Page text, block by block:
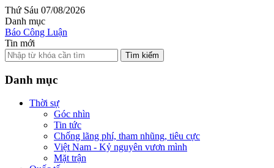
Thứ Sáu 07/08/2026
Danh mục
Báo Công Luận
Tin mới
Tìm kiếm
Danh mục
Thời sự
Góc nhìn
Tin tức
Chống lãng phí, tham nhũng, tiêu cực
Việt Nam - Kỷ nguyên vươn mình
Mặt trận